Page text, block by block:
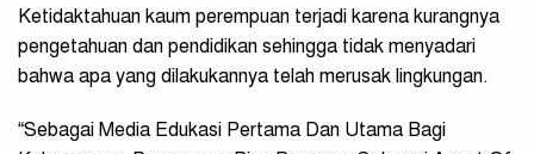
Ketidaktahuan kaum perempuan terjadi karena kurangnya
pengetahuan dan pendidikan sehingga tidak menyadari
bahwa apa yang dilakukannya telah merusak lingkungan.
“Sebagai Media Edukasi Pertama Dan Utama Bagi